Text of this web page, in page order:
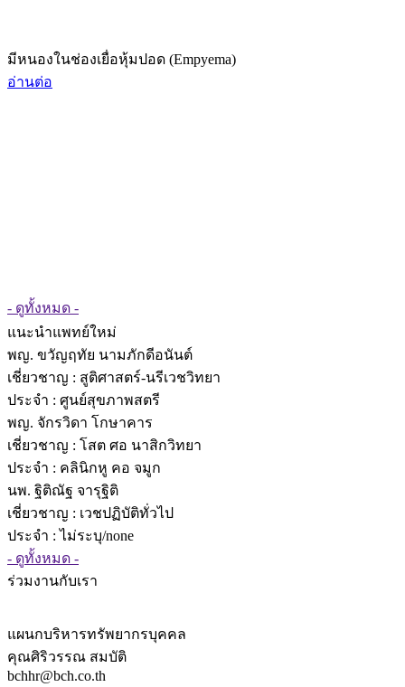
มีหนองในช่องเยื่อหุ้มปอด (Empyema)
อ่านต่อ
- ดูทั้งหมด -
แนะนำแพทย์ใหม่
พญ. ขวัญฤทัย นามภักดีอนันต์
เชี่ยวชาญ : สูติศาสตร์-นรีเวชวิทยา
ประจำ : ศูนย์สุขภาพสตรี
พญ. จักรวิดา โกษาคาร
เชี่ยวชาญ : โสต ศอ นาสิกวิทยา
ประจำ : คลินิกหู คอ จมูก
นพ. ฐิติณัฐ จารุฐิติ
เชี่ยวชาญ : เวชปฏิบัติทั่วไป
ประจำ : ไม่ระบุ/none
- ดูทั้งหมด -
ร่วมงานกับเรา
แผนกบริหารทรัพยากรบุคคล
คุณศิริวรรณ สมบัติ
bchhr@bch.co.th